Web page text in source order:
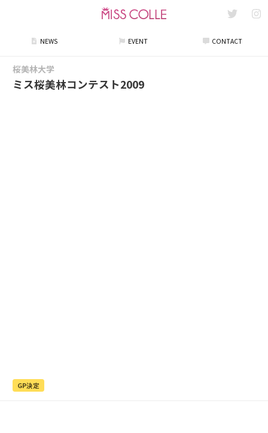
NEWS EVENT CONTACT
桜美林大学
ミス桜美林コンテスト2009
GP決定